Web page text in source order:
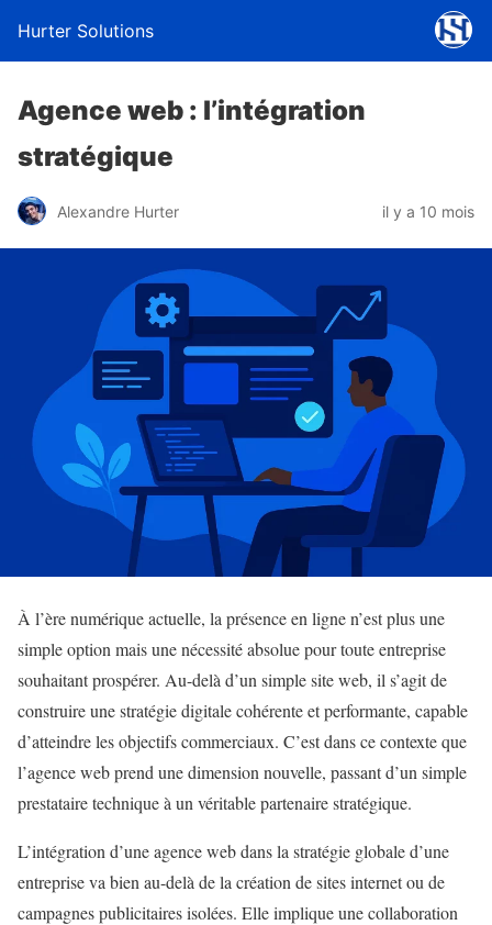
Hurter Solutions
Agence web : l’intégration
stratégique
Alexandre Hurter il y a 10 mois
À l’ère numérique actuelle, la présence en ligne n’est plus une
simple option mais une nécessité absolue pour toute entreprise
souhaitant prospérer. Au-delà d’un simple site web, il s’agit de
construire une stratégie digitale cohérente et performante, capable
d’atteindre les objectifs commerciaux. C’est dans ce contexte que
l’agence web prend une dimension nouvelle, passant d’un simple
prestataire technique à un véritable partenaire stratégique.
L’intégration d’une agence web dans la stratégie globale d’une
entreprise va bien au-delà de la création de sites internet ou de
campagnes publicitaires isolées. Elle implique une collaboration